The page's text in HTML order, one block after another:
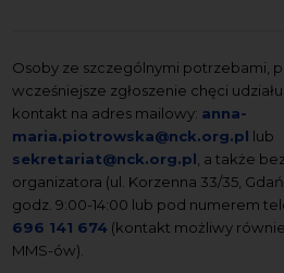
Osoby ze szczególnymi potrzebami,
wcześniejsze zgłoszenie chęci
kontakt na adres mailowy: anna-
maria.piotrowska@nck.org.pl lub
sekretariat@nck.org.pl , a także
organizatora (ul. Korzenna 33/35,
godz. 9:00-14:00 lub pod numerem
696 141 674 (kontakt możliwy
MMS-ów).